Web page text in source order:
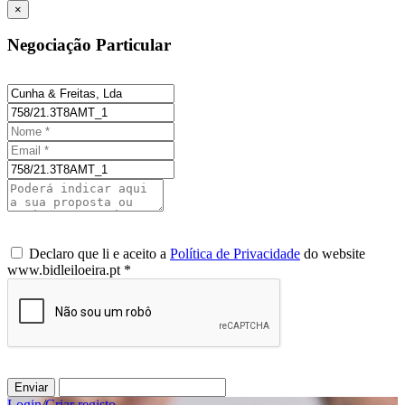
×
Negociação Particular
Declaro que li e aceito a Política de Privacidade do website
www.bidleiloeira.pt *
Enviar